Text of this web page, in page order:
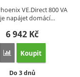
500VA 48V' k
VE.Direct 800 VA
napájet domácí…
6 942 Kč
Přidat 'Měnič SINUS
Koupit
Dostupnost:
Do 3 dnů